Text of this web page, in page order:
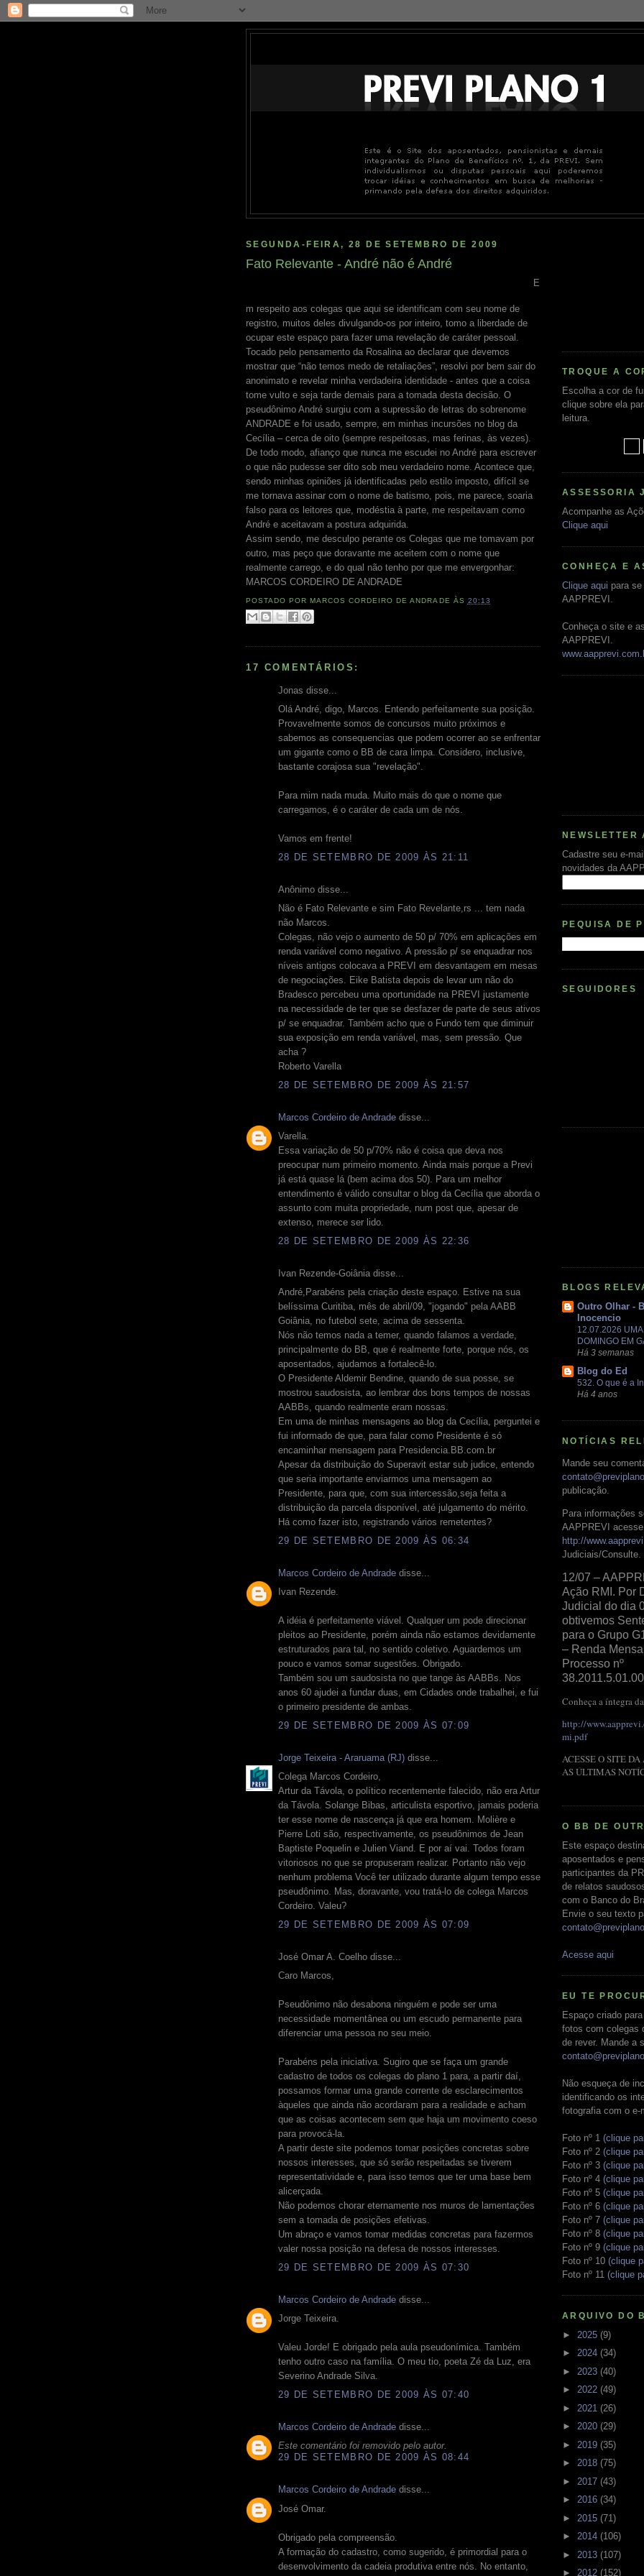
SEGUNDA-FEIRA, 28 DE SETEMBRO DE 2009
Fato Relevante - André não é André
E
m respeito aos colegas que aqui se identificam com seu nome de
registro, muitos deles divulgando-os por inteiro, tomo a liberdade de
ocupar este espaço para fazer uma revelação de caráter pessoal.
Tocado pelo pensamento da Rosalina ao declarar que devemos
mostrar que “não temos medo de retaliações”, resolvi por bem sair do
anonimato e revelar minha verdadeira identidade - antes que a coisa
tome vulto e seja tarde demais para a tomada desta decisão. O
pseudônimo André surgiu com a supressão de letras do sobrenome
ANDRADE e foi usado, sempre, em minhas incursões no blog da
Cecília – cerca de oito (sempre respeitosas, mas ferinas, às vezes).
De todo modo, afianço que nunca me escudei no André para escrever
o que não pudesse ser dito sob meu verdadeiro nome. Acontece que,
sendo minhas opiniões já identificadas pelo estilo imposto, difícil se
me tornava assinar com o nome de batismo, pois, me parece, soaria
falso para os leitores que, modéstia à parte, me respeitavam como
André e aceitavam a postura adquirida.
Assim sendo, me desculpo perante os Colegas que me tomavam por
outro, mas peço que doravante me aceitem com o nome que
realmente carrego, e do qual não tenho por que me envergonhar:
MARCOS CORDEIRO DE ANDRADE
POSTADO PORMARCOS CORDEIRO DE ANDRADE ÀS 20:13
17 COMENTÁRIOS:
Jonas disse...
Olá André, digo, Marcos. Entendo perfeitamente sua posição.
Provavelmente somos de concursos muito próximos e
sabemos as consequencias que podem ocorrer ao se enfrentar
um gigante como o BB de cara limpa. Considero, inclusive,
bastante corajosa sua "revelação".
Para mim nada muda. Muito mais do que o nome que
carregamos, é o caráter de cada um de nós.
Vamos em frente!
28 DE SETEMBRO DE 2009 ÀS 21:11
Anônimo disse...
Não é Fato Relevante e sim Fato Revelante,rs ... tem nada
não Marcos.
Colegas, não vejo o aumento de 50 p/ 70% em aplicações em
renda variável como negativo. A pressão p/ se enquadrar nos
níveis antigos colocava a PREVI em desvantagem em mesas
de negociações. Eike Batista depois de levar um não do
Bradesco percebeu uma oportunidade na PREVI justamente
na necessidade de ter que se desfazer de parte de seus ativos
p/ se enquadrar. Também acho que o Fundo tem que diminuir
sua exposição em renda variável, mas, sem pressão. Que
acha ?
Roberto Varella
28 DE SETEMBRO DE 2009 ÀS 21:57
Marcos Cordeiro de Andrade disse...
Varella.
Essa variação de 50 p/70% não é coisa que deva nos
preocupar num primeiro momento. Ainda mais porque a Previ
já está quase lá (bem acima dos 50). Para um melhor
entendimento é válido consultar o blog da Cecília que aborda o
assunto com muita propriedade, num post que, apesar de
extenso, merece ser lido.
28 DE SETEMBRO DE 2009 ÀS 22:36
Ivan Rezende-Goiânia disse...
André,Parabéns pela criação deste espaço. Estive na sua
belíssima Curitiba, mês de abril/09, "jogando" pela AABB
Goiânia, no futebol sete, acima de sessenta.
Nós não temos nada a temer, quando falamos a verdade,
principalmente do BB, que é realmente forte, porque nós, os
aposentados, ajudamos a fortalecê-lo.
O Presidente Aldemir Bendine, quando de sua posse, se
mostrou saudosista, ao lembrar dos bons tempos de nossas
AABBs, quando realmente eram nossas.
Em uma de minhas mensagens ao blog da Cecília, perguntei e
fui informado de que, para falar como Presidente é só
encaminhar mensagem para Presidencia.BB.com.br
Apesar da distribuição do Superavit estar sub judice, entendo
que seria importante enviarmos uma mensagem ao
Presidente, para que, com sua intercessão,seja feita a
distribuição da parcela disponível, até julgamento do mérito.
Há como fazer isto, registrando vários remetentes?
29 DE SETEMBRO DE 2009 ÀS 06:34
Marcos Cordeiro de Andrade disse...
Ivan Rezende.
A idéia é perfeitamente viável. Qualquer um pode direcionar
pleitos ao Presidente, porém ainda não estamos devidamente
estruturados para tal, no sentido coletivo. Aguardemos um
pouco e vamos somar sugestões. Obrigado.
Também sou um saudosista no que tange às AABBs. Nos
anos 60 ajudei a fundar duas, em Cidades onde trabalhei, e fui
o primeiro presidente de ambas.
29 DE SETEMBRO DE 2009 ÀS 07:09
Jorge Teixeira - Araruama (RJ) disse...
Colega Marcos Cordeiro,
Artur da Távola, o político recentemente falecido, não era Artur
da Távola. Solange Bibas, articulista esportivo, jamais poderia
ter esse nome de nascença já que era homem. Molière e
Pierre Loti são, respectivamente, os pseudônimos de Jean
Baptiste Poquelin e Julien Viand. E por aí vai. Todos foram
vitoriosos no que se propuseram realizar. Portanto não vejo
nenhum problema Você ter utilizado durante algum tempo esse
pseudônimo. Mas, doravante, vou tratá-lo de colega Marcos
Cordeiro. Valeu?
29 DE SETEMBRO DE 2009 ÀS 07:09
José Omar A. Coelho disse...
Caro Marcos,
Pseudônimo não desabona ninguém e pode ser uma
necessidade momentânea ou um escudo permanente para
diferenciar uma pessoa no seu meio.
Parabéns pela iniciativa. Sugiro que se faça um grande
cadastro de todos os colegas do plano 1 para, a partir daí,
possamos formar uma grande corrente de esclarecimentos
àqueles que ainda não acordaram para a realidade e acham
que as coisas acontecem sem que haja um movimento coeso
para provocá-la.
A partir deste site podemos tomar posições concretas sobre
nossos interesses, que só serão respeitadas se tiverem
representatividade e, para isso temos que ter uma base bem
alicerçada.
Não podemos chorar eternamente nos muros de lamentações
sem a tomada de posições efetivas.
Um abraço e vamos tomar medidas concretas para fazermos
valer nossa posição na defesa de nossos interesses.
29 DE SETEMBRO DE 2009 ÀS 07:30
Marcos Cordeiro de Andrade disse...
Jorge Teixeira.
Valeu Jorde! E obrigado pela aula pseudonímica. Também
tenho outro caso na família. O meu tio, poeta Zé da Luz, era
Severino Andrade Silva.
29 DE SETEMBRO DE 2009 ÀS 07:40
Marcos Cordeiro de Andrade disse...
Este comentário foi removido pelo autor.
29 DE SETEMBRO DE 2009 ÀS 08:44
Marcos Cordeiro de Andrade disse...
José Omar.
Obrigado pela compreensão.
A formação do cadastro, como sugerido, é primordial para o
desenvolvimento da cadeia produtiva entre nós. No entanto,
TROQUE A
Escolha a cor de
clique sobre ela
leitura.
ASSESSORIA
Acompanhe as
Clique aqui
CONHEÇA E
Clique aqui para
AAPPREVI.
Conheça o site e
AAPPREVI.
NEWSLETTER
Cadastre seu e-
novidades da
PEQUISA DE
SEGUIDORES
BLOGS
Outro Olhar -
Inocencio
12.07.2026
DOMINGO EM
Há 3 semanas
Blog do Ed
532. O que é a
Há 4 anos
NOTÍCIAS
Mande seu
publicação.
Para informações
AAPPREVI
http://
Judiciais/Consulte.
12/07 –
Ação RMI. Por
Judicial do dia
obtivemos
para o Grupo
– Renda
Processo nº
Conheça a íntegra
http://
mi.pdf
ACESSE O SITE DA
AS ÚLTIMAS
O BB DE
Este espaço
aposentados e
participantes da
de relatos
com o Banco do
Envie o seu texto
Acesse aqui
EU TE
Espaço criado
fotos com colegas
de rever. Mande a
Não esqueça de
identificando os
fotografia com o e-
Foto nº 1 (clique
Foto nº 2 (clique
Foto nº 3 (clique
Foto nº 4 (clique
Foto nº 5 (clique
Foto nº 6 (clique
Foto nº 7 (clique
Foto nº 8 (clique
Foto nº 9 (clique
Foto nº 10 (clique
Foto nº 11 (clique
ARQUIVO DO
► 2025 (9)
► 2024 (34)
► 2023 (40)
► 2022 (49)
► 2021 (26)
► 2020 (29)
► 2019 (35)
► 2018 (75)
► 2017 (43)
► 2016 (34)
► 2015 (71)
► 2014 (106)
► 2013 (107)
► 2012 (152)